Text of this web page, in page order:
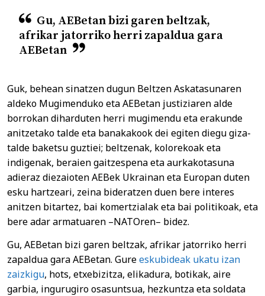
Gu, AEBetan bizi garen beltzak,
afrikar jatorriko herri zapaldua gara
AEBetan
Guk, behean sinatzen dugun Beltzen Askatasunaren
aldeko Mugimenduko eta AEBetan justiziaren alde
borrokan diharduten herri mugimendu eta erakunde
anitzetako talde eta banakakook dei egiten diegu giza-
talde baketsu guztiei; beltzenak, kolorekoak eta
indigenak, beraien gaitzespena eta aurkakotasuna
adieraz diezaioten AEBek Ukrainan eta Europan duten
esku hartzeari, zeina bideratzen duen bere interes
anitzen bitartez, bai komertzialak eta bai politikoak, eta
bere adar armatuaren –NATOren– bidez.
Gu, AEBetan bizi garen beltzak, afrikar jatorriko herri
zapaldua gara AEBetan. Gureeskubideak ukatu izan
zaizkigu, hots, etxebizitza, elikadura, botikak, aire
garbia, ingurugiro osasuntsua, hezkuntza eta soldata